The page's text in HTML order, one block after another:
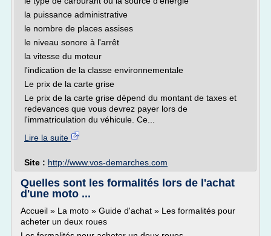
la puissance administrative
le nombre de places assises
le niveau sonore à l'arrêt
la vitesse du moteur
l'indication de la classe environnementale
Le prix de la carte grise
Le prix de la carte grise dépend du montant de taxes et
redevances que vous devrez payer lors de
l'immatriculation du véhicule. Ce...
Lire la suite
Site : http://www.vos-demarches.com
Quelles sont les formalités lors de l'achat
d'une moto ...
Accueil » La moto » Guide d'achat » Les formalités pour
acheter un deux roues